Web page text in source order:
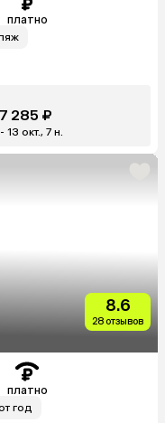
платно
285 ₽
13 окт., 7 н.
8.6
28 отзывов
платно
год